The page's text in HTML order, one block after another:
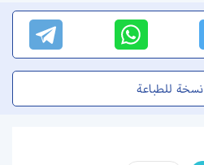
نسخة للطباعة